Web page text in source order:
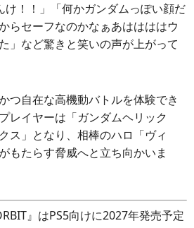
！！」「何かガンダムっぽい顔だ
らセーフなのかなぁあははははウ
」など驚きと笑いの声が上がって
つ自在な高機動バトルを体験でき
レイヤーは「ガンダムヘリック
ス」となり、相棒のハロ「ヴィ
もたらす脅威へと立ち向かいま
』はPS5向けに2027年発売予定